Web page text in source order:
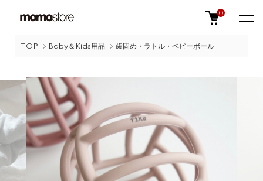
0
TOP Baby＆Kids用品 歯固め・ラトル・ベビーボール